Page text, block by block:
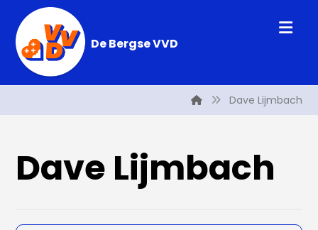
De Bergse VVD
Dave Lijmbach
Dave Lijmbach